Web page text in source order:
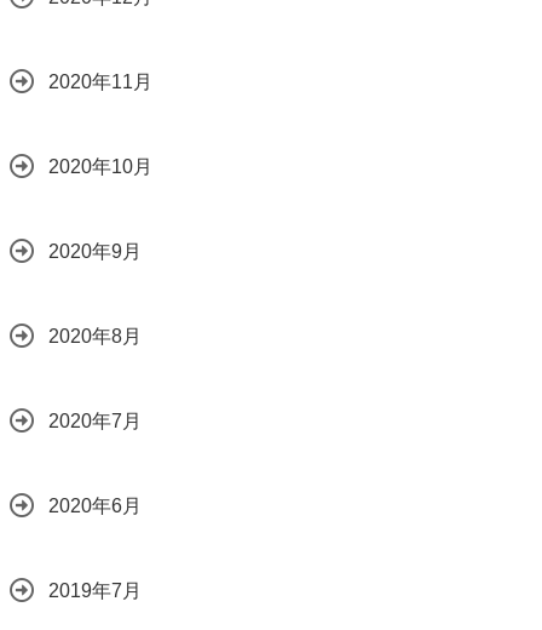
2020年11月
2020年10月
2020年9月
2020年8月
2020年7月
2020年6月
2019年7月